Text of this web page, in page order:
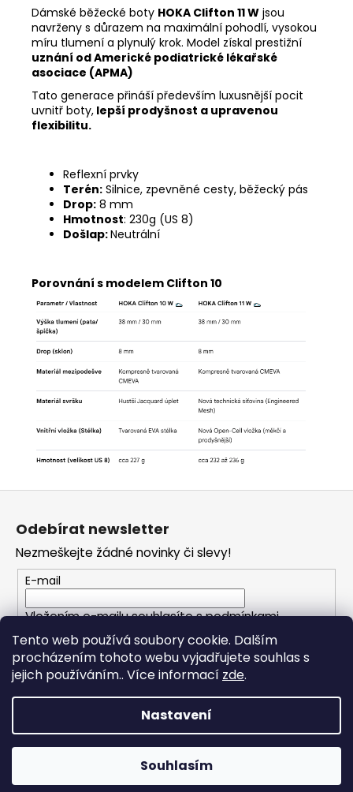
Tento web používá soubory cookie. Dalším
procházením tohoto webu vyjadřujete souhlas s
jejich používáním.. Více informací zde.
Nastavení
Souhlasím
Dámské běžecké boty HOKA Clifton 11 W jsou
navrženy s důrazem na maximální pohodlí, vysokou
míru tlumení a plynulý krok. Model získal prestižní
uznání od Americké podiatrické lékařské
asociace (APMA)
Tato generace přináší především luxusnější pocit
uvnitř boty, lepší prodyšnost a upravenou
flexibilitu.
Reflexní prvky
Terén: Silnice, zpevněné cesty, běžecký pás
Drop: 8 mm
Hmotnost: 230g (US 8)
Došlap:Neutrální
Porovnání s modelem Clifton 10
Z
Odebírat newsletter
Nezmeškejte žádné novinky či slevy!
E-mail
Vložením e-mailu souhlasíte spodmínkami
ochrany osobních údajů
PŘIHLÁSIT SE
Vytvořil Shoptet
TFRUN. Všechna práva vyhrazena.